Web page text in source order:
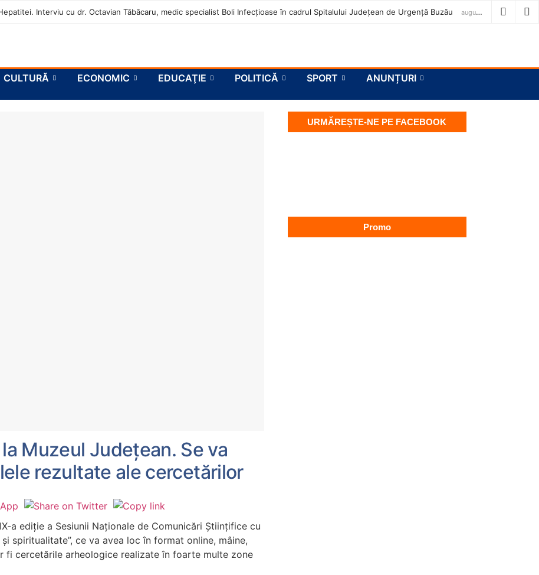
Interviu cu dr. Octavian Tăbăcaru, medic specialist Boli Infecțioase în cadrul Spitalului Județean de Urgență Buzău august 7, 2026
CULTURĂ ECONOMIC EDUCAŢIE POLITICĂ SPORT
ANUNȚURI
Muzeul Județean. Se va
rezultate ale cercetărilor
a ediție a Sesiunii Naționale de Comunicări Științifice cu
spiritualitate”, ce va avea loc în format online, mâine,
fi cercetările arheologice realizate în foarte multe zone
URMĂREȘTE-NE PE FACEBOOK
Promo